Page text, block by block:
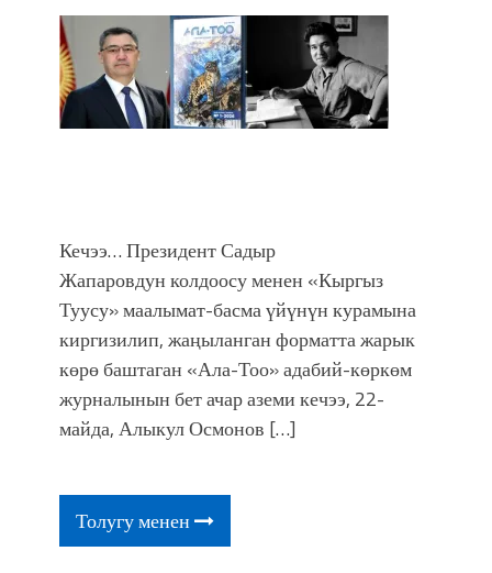
Кечээ… Президент Садыр
Жапаровдун колдоосу менен «Кыргыз
Туусу» маалымат-басма үйүнүн курамына
киргизилип, жаңыланган форматта жарык
көрө баштаган «Ала-Тоо» адабий-көркөм
журналынын бет ачар аземи кечээ, 22-
майда, Алыкул Осмонов […]
Толугу менен